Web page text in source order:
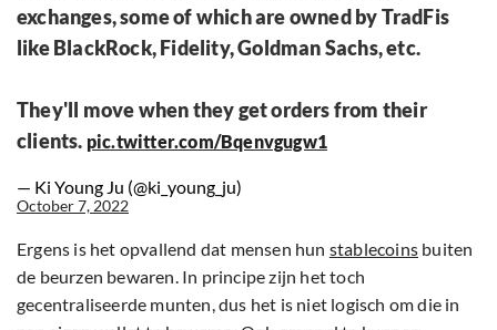
exchanges, some of which are owned by TradFis
like BlackRock, Fidelity, Goldman Sachs, etc.
They'll move when they get orders from their
clients. pic.twitter.com/Bqenvgugw1
— Ki Young Ju (@ki_young_ju)
October 7, 2022
Ergens is het opvallend dat mensen hun stablecoins buiten
de beurzen bewaren. In principe zijn het toch
gecentraliseerde munten, dus het is niet logisch om die in